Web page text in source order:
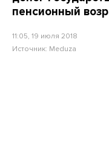
пенсионный
11:05, 19 июля 2018
Источник: Meduza